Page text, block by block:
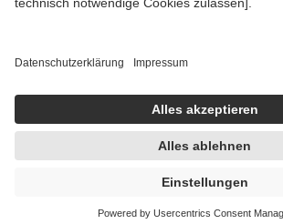
getroffen, um sicherzustellen, dass es sich um
https://help.etrusted.com/hc/de/articles/
Einige Bilder und Inhalte wurden unter